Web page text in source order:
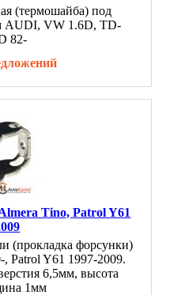
(термошайба) под
AUDI, VW 1.6D, TD-
82-
Tino, Patrol Y61
(прокладка форсунки)
Patrol Y61 1997-2009.
6,5мм, высота
1мм